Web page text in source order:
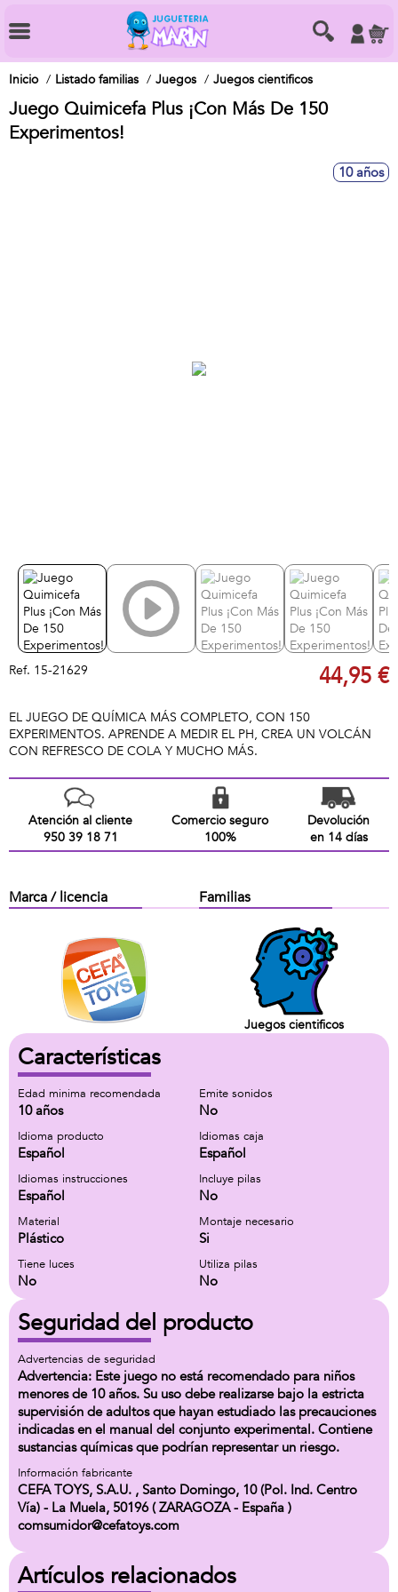
Inicio Listado familias Juegos Juegos cientificos
Juego Quimicefa Plus ¡Con Más De 150
Experimentos!
10 años
Ref. 15-21629 44,95 €
EL JUEGO DE QUÍMICA MÁS COMPLETO, CON 150
EXPERIMENTOS. APRENDE A MEDIR EL PH, CREA UN VOLCÁN
CON REFRESCO DE COLA Y MUCHO MÁS.
Atención al cliente
950 39 18 71
Comercio seguro
100%
Devolución
en 14 días
Marca / licencia Familias
Juegos cientificos
Características
Edad minima recomendada
10 años
Emite sonidos
No
Idioma producto
Español
Idiomas caja
Español
Idiomas instrucciones
Español
Incluye pilas
No
Material
Plástico
Montaje necesario
Si
Tiene luces
No
Utiliza pilas
No
Seguridad del producto
Advertencias de seguridad
Advertencia: Este juego no está recomendado para niños
menores de 10 años. Su uso debe realizarse bajo la estricta
supervisión de adultos que hayan estudiado las precauciones
indicadas en el manual del conjunto experimental. Contiene
sustancias químicas que podrían representar un riesgo.
Información fabricante
CEFA TOYS, S.A.U. , Santo Domingo, 10 (Pol. Ind. Centro
Vía) - La Muela, 50196 ( ZARAGOZA - España )
comsumidor@cefatoys.com
Artículos relacionados